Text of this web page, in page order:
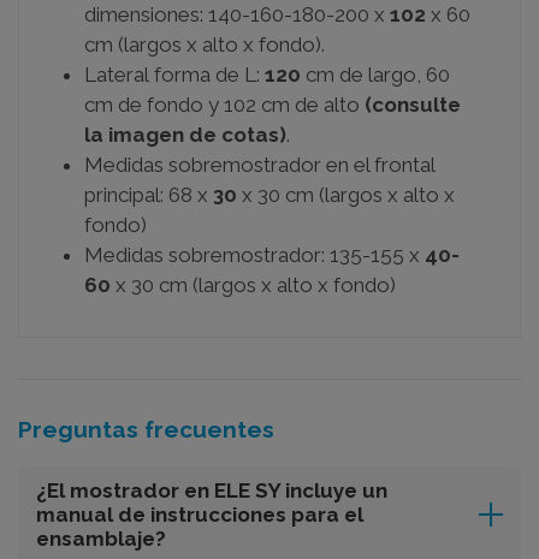
dimensiones: 140-160-180-200 x 102 x 60
cm (largos x alto x fondo).
Lateral forma de L: 120 cm de largo, 60
cm de fondo y 102 cm de alto (consulte
la imagen de cotas).
Medidas sobremostrador en el frontal
principal: 68 x 30 x 30 cm (largos x alto x
fondo)
Medidas sobremostrador: 135-155 x 40-
60 x 30 cm (largos x alto x fondo)
Preguntas frecuentes
¿El mostrador en ELE SY incluye un
manual de instrucciones para el
ensamblaje?